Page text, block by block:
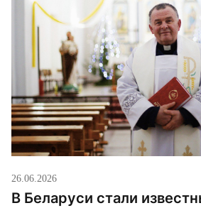
Христа от гроба» XVIII века,
Параскева […]
26.06.2026
В Беларуси стали